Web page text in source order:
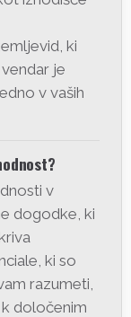
ki
je
v vaših
v
dogodke, ki
ki so
razumeti,
določenim